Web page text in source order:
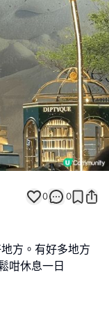
0 0
方。有好多地方